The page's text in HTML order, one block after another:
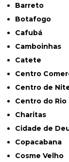
Barreto
Botafogo
Cafubá
Camboinhas
Catete
Centro
Centro de
Centro do
Charitas
Cidade de
Copacabana
Cosme Velho